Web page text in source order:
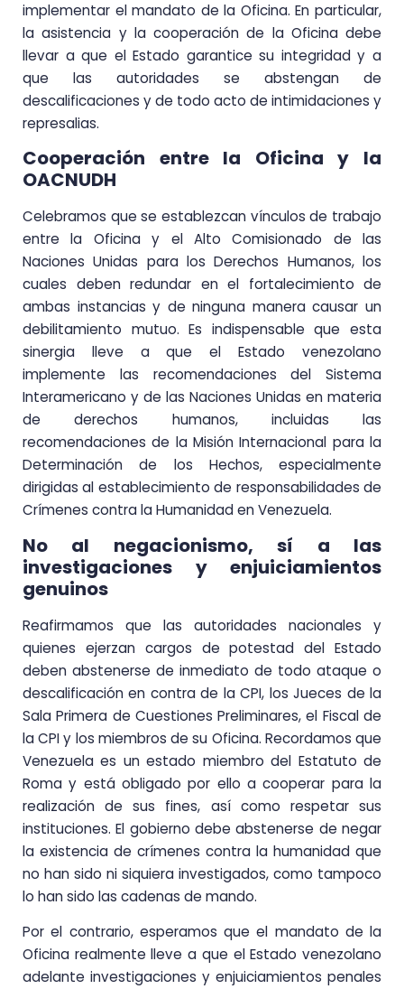
implementar el mandato de la Oficina. En particular,
la asistencia y la cooperación de la Oficina debe
llevar a que el Estado garantice su integridad y a
que las autoridades se abstengan de
descalificaciones y de todo acto de intimidaciones y
represalias.
Cooperación entre la Oficina y la
OACNUDH
Celebramos que se establezcan vínculos de trabajo
entre la Oficina y el Alto Comisionado de las
Naciones Unidas para los Derechos Humanos, los
cuales deben redundar en el fortalecimiento de
ambas instancias y de ninguna manera causar un
debilitamiento mutuo. Es indispensable que esta
sinergia lleve a que el Estado venezolano
implemente las recomendaciones del Sistema
Interamericano y de las Naciones Unidas en materia
de derechos humanos, incluidas las
recomendaciones de la Misión Internacional para la
Determinación de los Hechos, especialmente
dirigidas al establecimiento de responsabilidades de
Crímenes contra la Humanidad en Venezuela.
No al negacionismo, sí a las
investigaciones y enjuiciamientos
genuinos
Reafirmamos que las autoridades nacionales y
quienes ejerzan cargos de potestad del Estado
deben abstenerse de inmediato de todo ataque o
descalificación en contra de la CPI, los Jueces de la
Sala Primera de Cuestiones Preliminares, el Fiscal de
la CPI y los miembros de su Oficina. Recordamos que
Venezuela es un estado miembro del Estatuto de
Roma y está obligado por ello a cooperar para la
realización de sus fines, así como respetar sus
instituciones. El gobierno debe abstenerse de negar
la existencia de crímenes contra la humanidad que
no han sido ni siquiera investigados, como tampoco
lo han sido las cadenas de mando.
Por el contrario, esperamos que el mandato de la
Oficina realmente lleve a que el Estado venezolano
adelante investigaciones y enjuiciamientos penales